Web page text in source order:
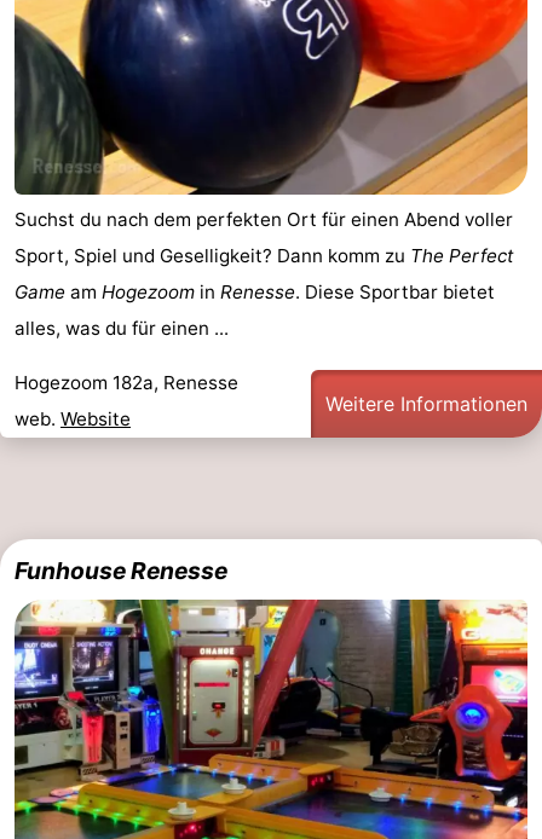
Suchst du nach dem perfekten Ort für einen Abend voller
Sport, Spiel und Geselligkeit? Dann komm zu The Perfect
Game am Hogezoom in Renesse. Diese Sportbar bietet
alles, was du für einen ...
Hogezoom 182a, Renesse
web. Website
Weitere Informationen
Funhouse Renesse